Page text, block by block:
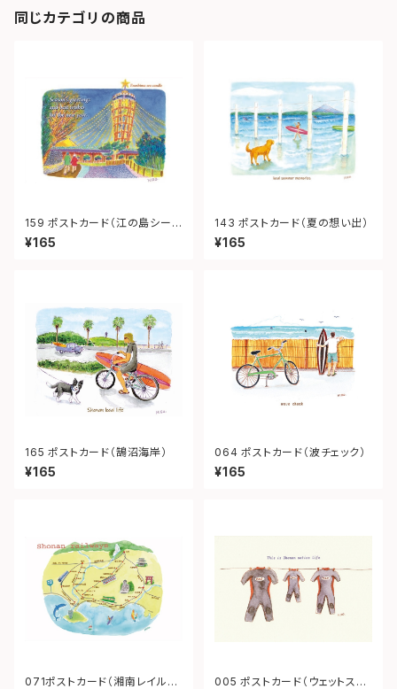
同じカテゴリの商品
159 ポストカード（江の島シーキ
ャンドル）
¥165
143 ポストカード（夏の想い出）
¥165
165 ポストカード（鵠沼海岸）
¥165
064 ポストカード（波チェック）
¥165
071ポストカード（湘南レイルウ
005 ポストカード（ウェットスー